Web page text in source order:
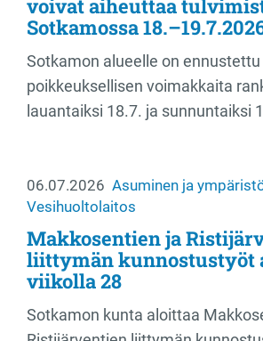
voivat aiheuttaa
Sotkamossa
Sotkamon alueelle on ennustettu
poikkeuksellisen voimakkaita
lauantaiksi 18.7. ja sunnuntaiksi
06.07.2026 Asuminen ja
Vesihuoltolaitos
Makkosentien ja
liittymän kunnostustyöt
viikolla 28
Sotkamon kunta aloittaa